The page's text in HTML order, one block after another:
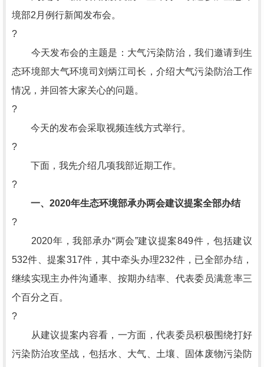
境部2月例行新闻发布会。
?
今天发布会的主题是：大气污染防治，我们邀请到生
态环境部大气环境司刘炳江司长，介绍大气污染防治工作
情况，并回答大家关心的问题。
?
今天的发布会采取视频连线方式举行。
?
下面，我先介绍几项我部近期工作。
?
一、2020年生态环境部承办两会建议提案全部办结
?
2020年，我部承办“两会”建议提案849件，包括建议
532件、提案317件，其中牵头办理232件，已全部办结，
继续实现主办件沟通率、按期办结率、代表委员满意率三
个百分之百。
?
从建议提案内容看，一方面，代表委员积极围绕打好
污染防治攻坚战，包括水、大气、土壤、固体废物污染防